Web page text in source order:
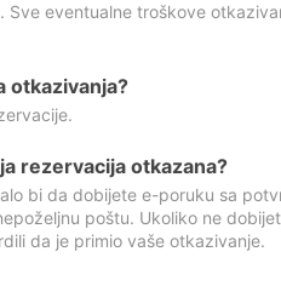
Sve eventualne troškove
otkazivanja?
rezervacija otkazana?
bi da dobijete e-poruku sa
poštu. Ukoliko ne
da je primio vaše otkazivanje.